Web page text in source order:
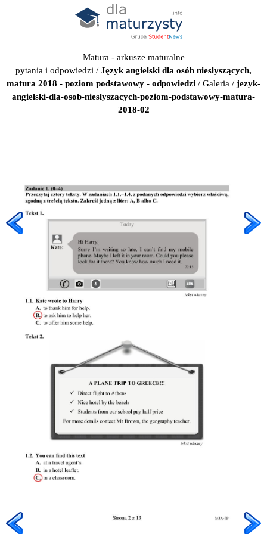
Matura - arkusze maturalne
pytania i odpowiedzi / Język angielski dla osób niesłyszących,
matura 2018 - poziom podstawowy - odpowiedzi / Galeria / jezyk-
angielski-dla-osob-nieslyszacych-poziom-podstawowy-matura-
2018-02